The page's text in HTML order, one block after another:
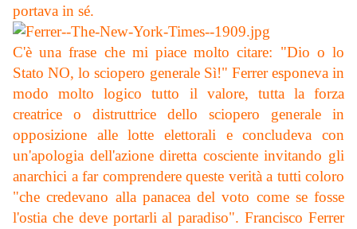
portava in sé.
C'è una frase che mi piace molto citare: "Dio o lo
Stato NO, lo sciopero generale Sì!" Ferrer esponeva in
modo molto logico tutto il valore, tutta la forza
creatrice o distruttrice dello sciopero generale in
opposizione alle lotte elettorali e concludeva con
un'apologia dell'azione diretta cosciente invitando gli
anarchici a far comprendere queste verità a tutti coloro
"che credevano alla panacea del voto come se fosse
l'ostia che deve portarli al paradiso". Francisco Ferrer